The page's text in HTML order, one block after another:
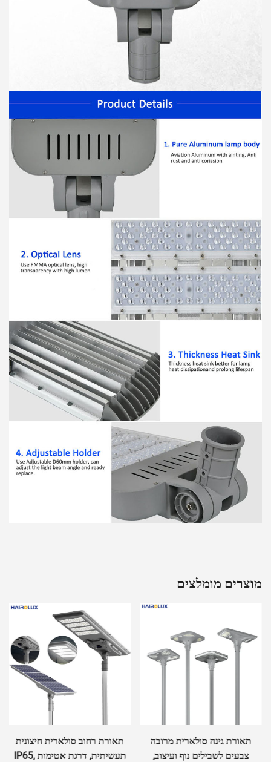
מוצרים מומלצים
תאורת גינה סולארית מרובה
צבעים לשבילים נוף ועיצוב,
תאורת רחוב סולארית חיצונית
תעשיתית, דרגת אטימות IP65,